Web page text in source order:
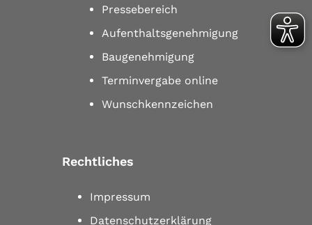
Pressebereich
Aufenthaltsgenehmigung
Baugenehmigung
Terminvergabe online
Wunschkennzeichen
Rechtliches
Impressum
Datenschutzerklärung